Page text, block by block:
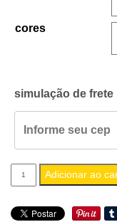
cores
simulação de frete
camiseta
feminina
baby
Adicionar ao